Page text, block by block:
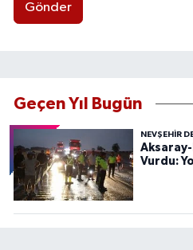
Gönder
Geçen Yıl Bugün
NEVŞEHIR
Vurdu: